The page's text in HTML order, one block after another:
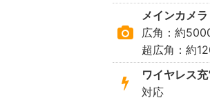
メインカメラ
広角：約
超広角：約
ワイヤレス
対応